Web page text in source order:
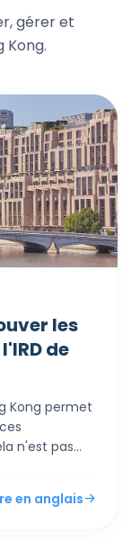
gérer et
les
de
Kong permet
n'est pas
sont
en anglais